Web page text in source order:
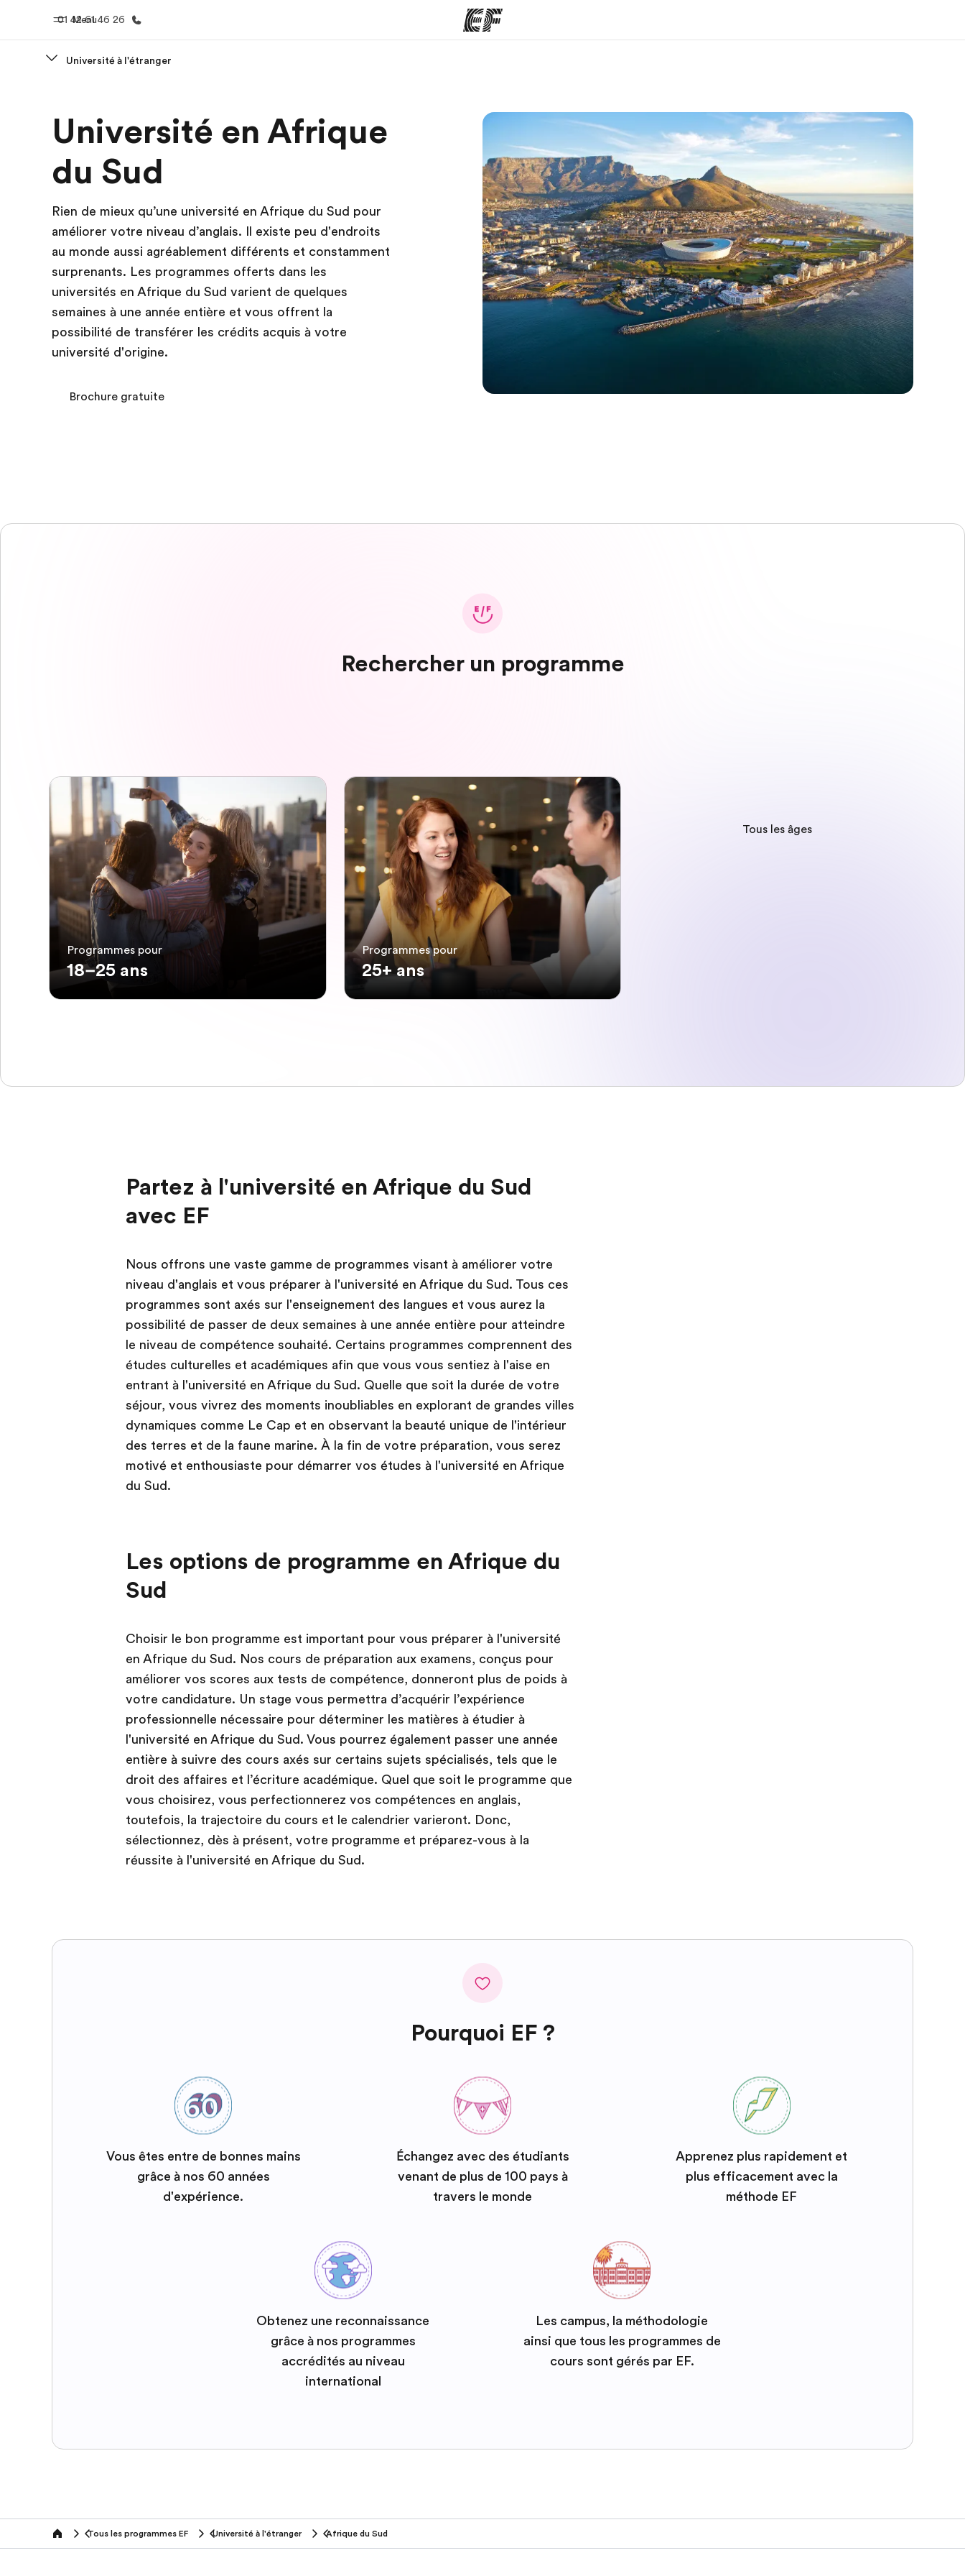
Menu
01 42 61 46 26
Bienvenue chez EF Nos offres Trouver un bureau Qui sommes-nous ? Rejoignez nos équipes
Université à l'étranger
Université en Afrique
du Sud
Rien de mieux qu’une université en Afrique du Sud pour
améliorer votre niveau d’anglais. Il existe peu d'endroits
au monde aussi agréablement différents et constamment
surprenants. Les programmes offerts dans les
universités en Afrique du Sud varient de quelques
semaines à une année entière et vous offrent la
possibilité de transférer les crédits acquis à votre
université d'origine.
Brochure gratuite
Rechercher un programme
Programmes pour
18–25 ans
Programmes pour
25+ ans
Tous les âges
Partez à l'université en Afrique du Sud
avec EF
Nous offrons une vaste gamme de programmes visant à améliorer votre
niveau d'anglais et vous préparer à l'université en Afrique du Sud. Tous ces
programmes sont axés sur l'enseignement des langues et vous aurez la
possibilité de passer de deux semaines à une année entière pour atteindre
le niveau de compétence souhaité. Certains programmes comprennent des
études culturelles et académiques afin que vous vous sentiez à l'aise en
entrant à l'université en Afrique du Sud. Quelle que soit la durée de votre
séjour, vous vivrez des moments inoubliables en explorant de grandes villes
dynamiques comme Le Cap et en observant la beauté unique de l'intérieur
des terres et de la faune marine. À la fin de votre préparation, vous serez
motivé et enthousiaste pour démarrer vos études à l'université en Afrique
du Sud.
Les options de programme en Afrique du
Sud
Choisir le bon programme est important pour vous préparer à l'université
en Afrique du Sud. Nos cours de préparation aux examens, conçus pour
améliorer vos scores aux tests de compétence, donneront plus de poids à
votre candidature. Un stage vous permettra d’acquérir l’expérience
professionnelle nécessaire pour déterminer les matières à étudier à
l'université en Afrique du Sud. Vous pourrez également passer une année
entière à suivre des cours axés sur certains sujets spécialisés, tels que le
droit des affaires et l’écriture académique. Quel que soit le programme que
vous choisirez, vous perfectionnerez vos compétences en anglais,
toutefois, la trajectoire du cours et le calendrier varieront. Donc,
sélectionnez, dès à présent, votre programme et préparez-vous à la
réussite à l'université en Afrique du Sud.
Pourquoi EF ?
Vous êtes entre de bonnes mains
grâce à nos 60 années
d'expérience.
Échangez avec des étudiants
venant de plus de 100 pays à
travers le monde
Apprenez plus rapidement et
plus efficacement avec la
méthode EF
Obtenez une reconnaissance
grâce à nos programmes
accrédités au niveau
international
Les campus, la méthodologie
ainsi que tous les programmes de
cours sont gérés par EF.
home Tous les programmes EF Université à l'étranger Afrique du Sud